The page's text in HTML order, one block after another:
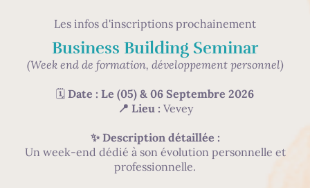
Les infos d'inscriptions prochainement
Business Building Seminar
(Week end de formation, développement personnel)
🗓 Date : Le (05) & 06 Septembre 2026
📍 Lieu : Vevey
✨ Description détaillée :
Un week-end dédié à son évolution personnelle et
professionnelle.